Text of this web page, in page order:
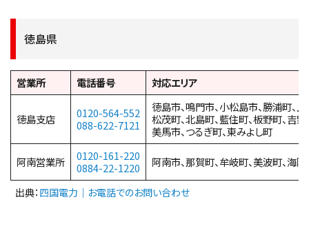
徳島県
営業所 電話番号 対応エリア
徳島支店
0120-564-552
088-622-7121
徳島市、鳴門市、小松島市、勝浦町、
松茂町、北島町、藍住町、板野町、吉
美馬市、つるぎ町、東みよし町
阿南営業所
0120-161-220
0884-22-1220
阿南市、那賀町、牟岐町、美波町、海
出典： 四国電力｜お電話でのお問い合わせ